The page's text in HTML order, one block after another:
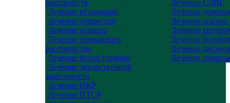
расстройств
Лечение игромании
Лечение депрессии
Лечение психоза
Лечение тревожного
расстройства
Лечение белой горячки
Лечение лекарственной
зависимости
Лечение ОКР
Лечение ПТСР
Лечение СДВГ
Лечение
Лечение апатии
Лечение
Лечение
Лечение
Лечение невроза